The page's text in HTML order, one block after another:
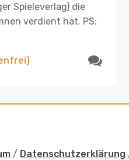
Spieleverlag) die
verdient hat. PS:
/ Datenschutzerklärung